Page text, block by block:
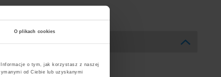
O plikach cookies
o tym, jak korzystasz z naszej
od Ciebie lub uzyskanymi